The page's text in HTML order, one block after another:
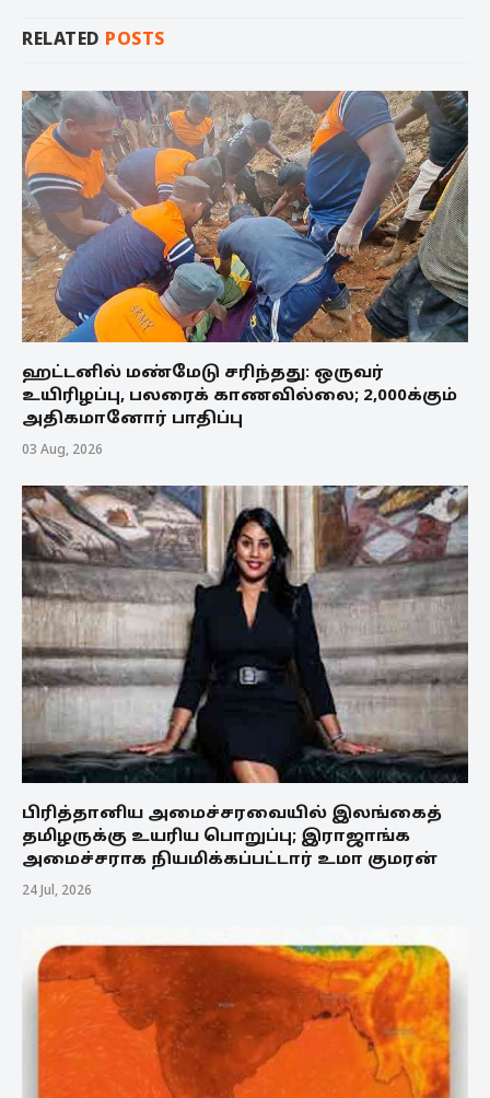
RELATED POSTS
ஹட்டனில் மண்மேடு சரிந்தது: ஒருவர்
உயிரிழப்பு, பலரைக் காணவில்லை; 2,000க்கும்
அதிகமானோர் பாதிப்பு
03 Aug, 2026
பிரித்தானிய அமைச்சரவையில் இலங்கைத்
தமிழருக்கு உயரிய பொறுப்பு; இராஜாங்க
அமைச்சராக நியமிக்கப்பட்டார் உமா குமரன்
24 Jul, 2026